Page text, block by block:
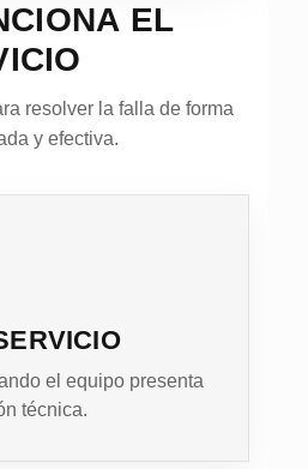
EL
resolver la falla de forma
y efectiva.
el equipo presenta
técnica.